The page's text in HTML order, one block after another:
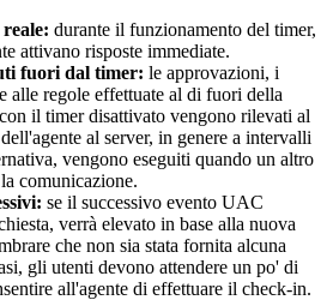
reale: durante il funzionamento del timer,
attivano risposte immediate.
fuori dal timer: le approvazioni, i
alle regole effettuate al di fuori della
con il timer disattivato vengono rilevati al
dell'agente al server, in genere a intervalli
, vengono eseguiti quando un altro
la comunicazione.
: se il successivo evento UAC
, verrà elevato in base alla nuova
che non sia stata fornita alcuna
, gli utenti devono attendere un po' di
all'agente di effettuare il check-in.